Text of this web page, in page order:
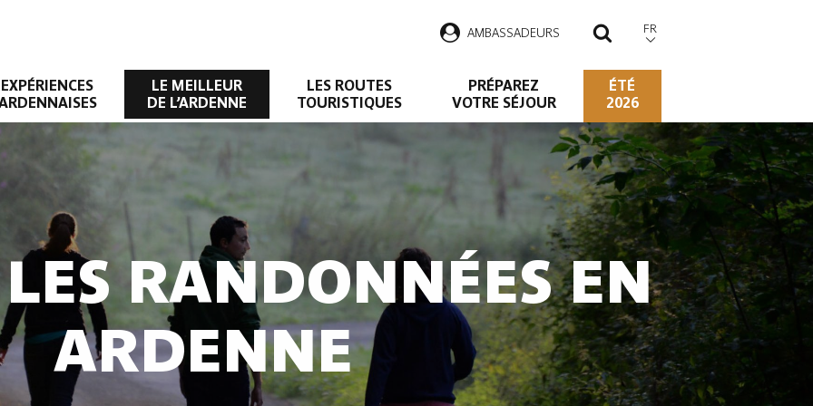
AMBASSADEURS RECHERCHER
FR
EXPÉRIENCES
LE MEILLEUR
DE L’ARDENNE
LES ROUTES
TOURISTIQUES
PRÉPAREZ
VOTRE SÉJOUR
ÉTÉ
2026
RANDONNÉES EN
ARDENNE